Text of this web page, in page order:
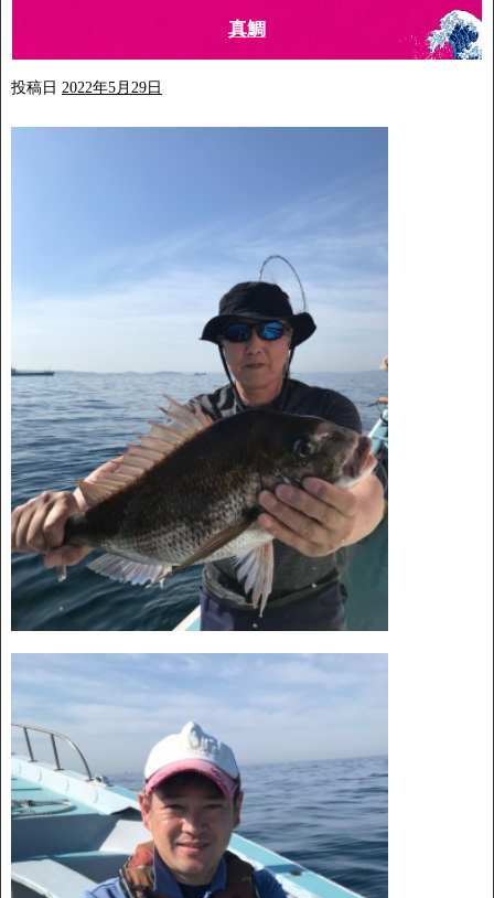
真鯛
投稿日 2022年5月29日